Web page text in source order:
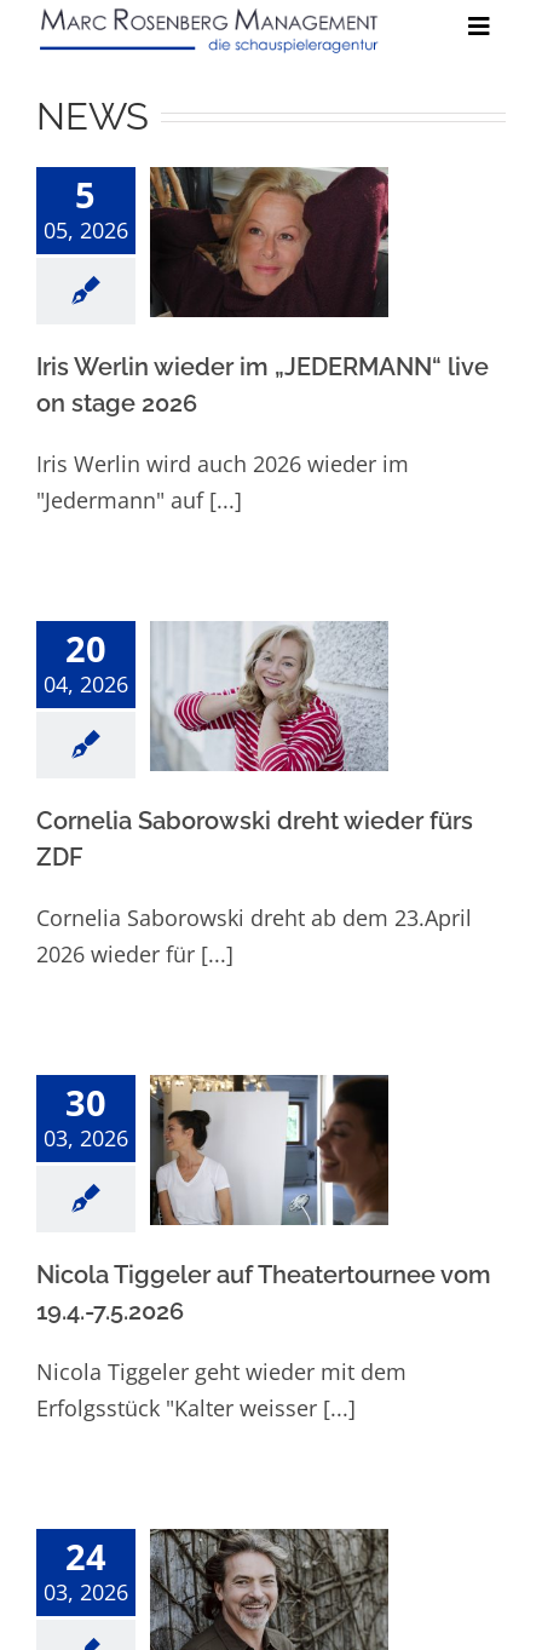
Zum
Inhalt
Toggle
News
Kontakt
NEWS
5
05, 2026
Iris Werlin
wieder im
„JEDERMANN“
live on stage
Iris Werlin wieder im „JEDERMANN“ live
on stage 2026
Iris Werlin wird auch 2026 wieder im
"Jedermann" auf [...]
20
04, 2026
Cornelia
Saborowski
dreht wieder
fürs ZDF
Cornelia Saborowski dreht wieder fürs
ZDF
Cornelia Saborowski dreht ab dem 23.April
2026 wieder für [...]
30
03, 2026
Nicola Tiggeler
auf
Theatertournee
vom
Nicola Tiggeler auf Theatertournee vom
19.4.-7.5.2026
Nicola Tiggeler geht wieder mit dem
Erfolgsstück "Kalter weisser [...]
24
03, 2026
Pascal Breuer in
„Der Vorname“
im Theater im